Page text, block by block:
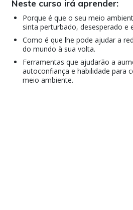
Neste curso irá aprender:
Porque é que o seu meio
sinta perturbado, desesperado e
Como é que lhe pode ajudar a
do mundo à sua volta.
Ferramentas que ajudarão a
autoconfiança e habilidade para
meio ambiente.